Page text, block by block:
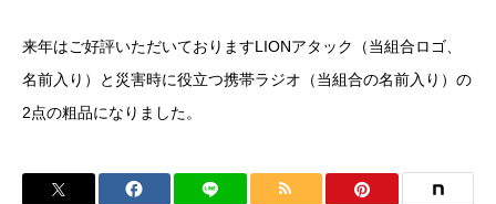
来年はご好評いただいておりますLIONアタック（当組合ロゴ、
名前入り）と災害時に役立つ携帯ラジオ（当組合の名前入り）の
2点の粗品になりました。